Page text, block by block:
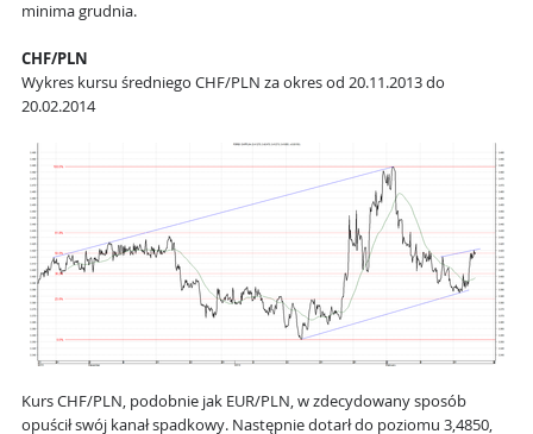
minima grudnia.
CHF/PLN
Wykres kursu średniego CHF/PLN za okres od 20.11.2013 do
20.02.2014
Kurs CHF/PLN, podobnie jak EUR/PLN, w zdecydowany sposób
opuścił swój kanał spadkowy. Następnie dotarł do poziomu 3,4850,